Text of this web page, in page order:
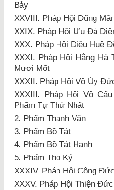
Bảy
XXVIII. Pháp Hội Dũng
XXIX. Pháp Hội Ưu Đà
XXX. Pháp Hội Diệu Huệ
XXXI. Pháp Hội Hằng
Mươi Mốt
XXXII. Pháp Hội Vô Úy
XXXIII. Pháp Hội Vô
Phẩm Tự Thứ Nhất
2. Phẩm Thanh Văn
3. Phẩm Bồ Tát
4. Phẩm Bồ Tát Hạnh
5. Phẩm Thọ Ký
XXXIV. Pháp Hội Công
XXXV. Pháp Hội Thiện